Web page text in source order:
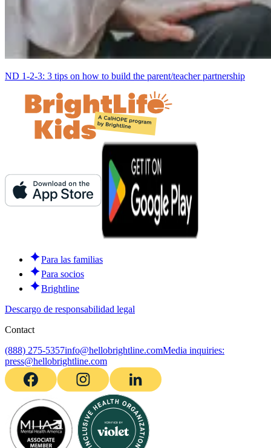
ND 1-2-3: 3 tips on how to build the parent/teacher partnership
Para las familias
Para socios
Brightline
Descargo de responsabilidad legal
Contact
(888) 275-5357info@hellobrightline.comMedia inquiries:
press@hellobrightline.com